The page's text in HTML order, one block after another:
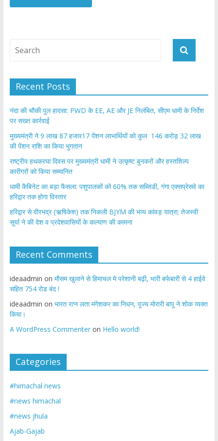
Recent Posts
नंदा की चौकी पुल हादसा: PWD के EE, AE और JE निलंबित, सीएम धामी के निर्देश
पर सख्त कार्रवाई
मुख्यमंत्री ने 9 लाख 87 हजार17 पेंशन लाभार्थियों को कुल 146 करोड़ 32 लाख
की पेंशन राशि का किया भुगतान
राष्ट्रीय हथकरघा दिवस पर मुख्यमंत्री धामी ने उत्कृष्ट बुनकरों और हस्तशिल्प
कारीगरों को किया सम्मानित
​धामी कैबिनेट का बड़ा फैसला: पशुपालकों को 60% तक सब्सिडी, गंगा एक्सप्रेसवे का
हरिद्वार तक होगा विस्तार
​हरिद्वार से वीरभद्र (ऋषिकेश) तक निकली BJYM की भव्य कांवड़ यात्रा; तेजस्वी
सूर्या ने की देश व प्रदेशवासियों के कल्याण की कामना
Recent Comments
ideaadmin on मौसम खुलाने से हिमाचल मे परेशानी बढ़ी, भारी बर्फबारी से 4 हाईवे
सहित 754 रोड बंद !
ideaadmin on भारत रत्न लता मंगेशकर का निधन, पूज्य मोरारी बापू ने शोक व्यक्त
किया।
A WordPress Commenteron Hello world!
Categories
#himachal news
#news himachal
#news jhula
Ajab-Gajab